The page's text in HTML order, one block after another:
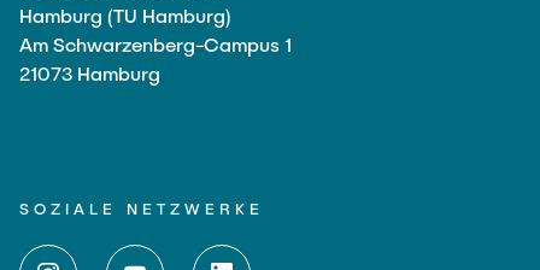
Hamburg (TU Hamburg)
Am Schwarzenberg-Campus 1
21073 Hamburg
SOZIALE NETZWERKE